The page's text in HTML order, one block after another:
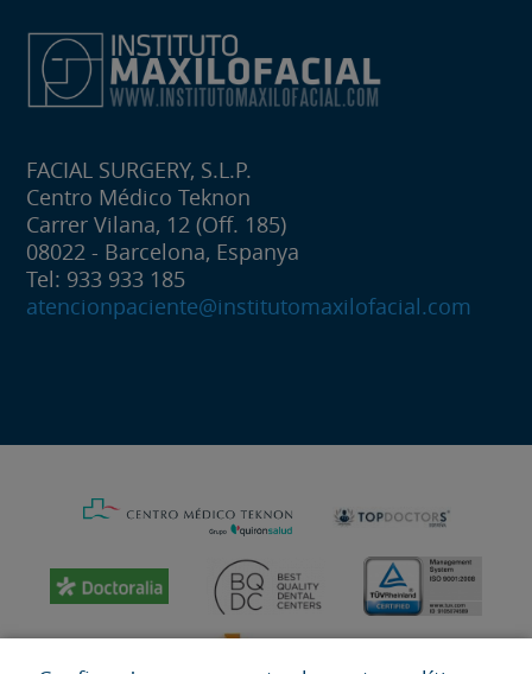
FACIAL SURGERY, S.L.P.
Centro Médico Teknon
Carrer Vilana, 12 (Off. 185)
08022 - Barcelona, Espanya
Tel: 933 933 185
atencionpaciente@institutomaxilofacial.com